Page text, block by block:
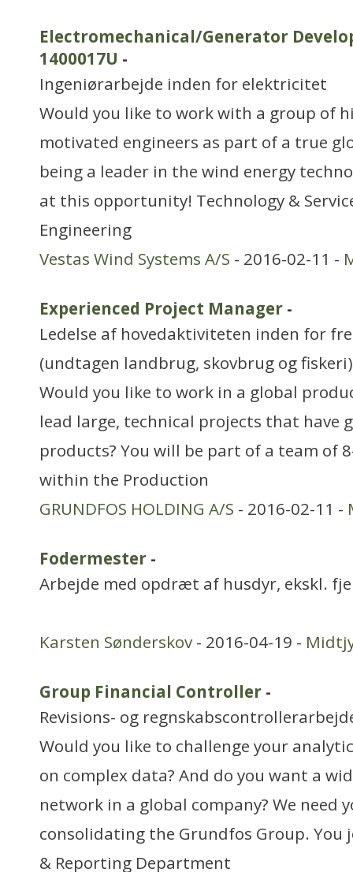
Electromechanical/Generator
1400017U -
Ingeniørarbejde inden for elektricitet
Would you like to work with a group of
motivated engineers as part of a true
being a leader in the wind energy
at this opportunity! Technology &
Engineering
Vestas Wind Systems A/S - 2016-02-11 -
Experienced Project Manager -
Ledelse af hovedaktiviteten inden for
(undtagen landbrug, skovbrug og fiskeri)
Would you like to work in a global
lead large, technical projects that have
products? You will be part of a team of
within the Production
GRUNDFOS HOLDING A/S - 2016-02-11 -
Fodermester -
Arbejde med opdræt af husdyr, ekskl.
Karsten Sønderskov - 2016-04-19 -
Group Financial Controller -
Revisions- og
Would you like to challenge your
on complex data? And do you want a
network in a global company? We need
consolidating the Grundfos Group. You
& Reporting Department